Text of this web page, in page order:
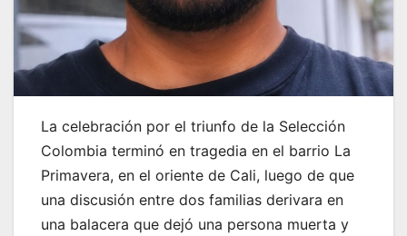
La celebración por el triunfo de la Selección
Colombia terminó en tragedia en el barrio La
Primavera, en el oriente de Cali, luego de que
una discusión entre dos familias derivara en
una balacera que dejó una persona muerta y